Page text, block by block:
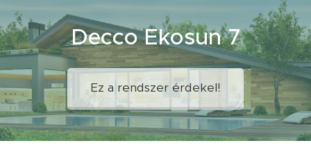
Decco Ekosun 7
Ez a rendszer érdekel!